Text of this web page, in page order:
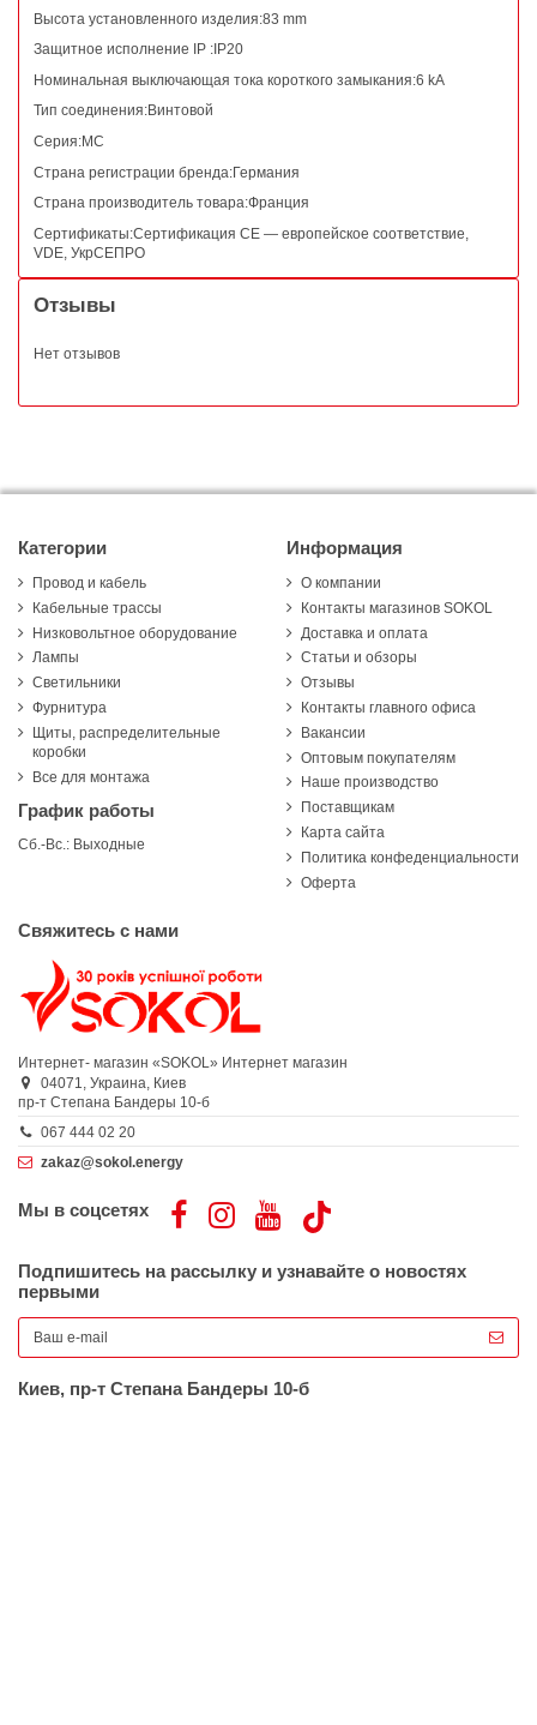
Высота установленного изделия:83 mm
Защитное исполнение IP :IP20
Номинальная выключающая тока короткого замыкания:6 kA
Тип соединения:Винтовой
Серия:MC
Страна регистрации бренда:Германия
Страна производитель товара:Франция
Сертификаты:Сертификация CE — европейское соответствие,
VDE, УкрСЕПРО
Отзывы
Нет отзывов
Категории
Провод и кабель
Кабельные трассы
Низковольтное оборудование
Лампы
Светильники
Фурнитура
Щиты, распределительные
коробки
Все для монтажа
График работы
Сб.-Вс.: Выходные
Информация
О компании
Контакты магазинов SOKOL
Доставка и оплата
Статьи и обзоры
Отзывы
Контакты главного офиса
Вакансии
Оптовым покупателям
Наше производство
Поставщикам
Карта сайта
Политика конфеденциальности
Оферта
Свяжитесь с нами
Интернет- магазин «SOKOL» Интернет магазин
04071, Украина, Киев
пр-т Степана Бандеры 10-б
067 444 02 20
zakaz@sokol.energy
Мы в соцсетях
Подпишитесь на рассылку и узнавайте о новостях
первыми
Киев, пр-т Степана Бандеры 10-б